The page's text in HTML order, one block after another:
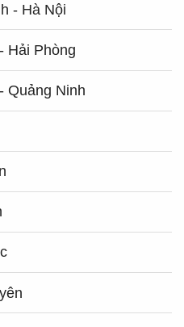
- Hà Nội
Hải Phòng
Quảng Ninh